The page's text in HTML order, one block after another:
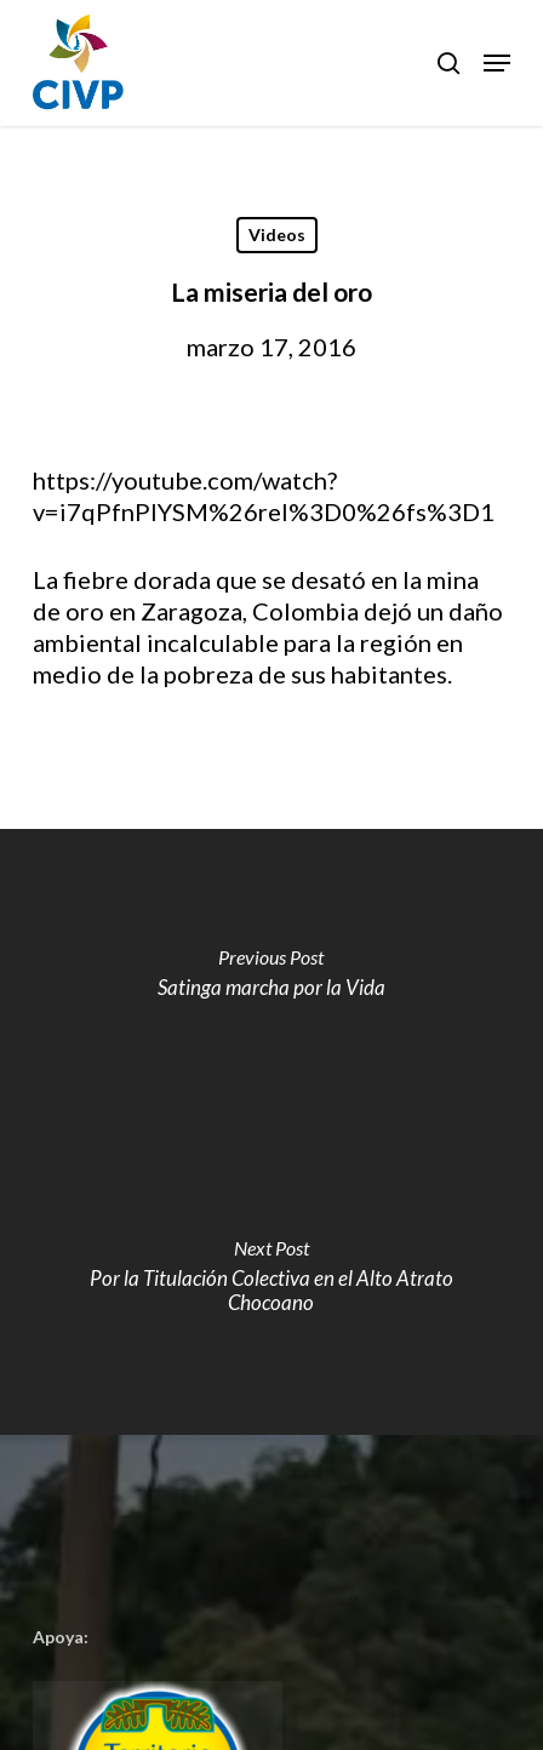
main
content
search
Menu
Videos
La miseria del oro
marzo 17, 2016
https://youtube.com/watch?
v=i7qPfnPlYSM%26rel%3D0%26fs%3D1
La fiebre dorada que se desató en la mina
de oro en Zaragoza, Colombia dejó un daño
ambiental incalculable para la región en
medio de la pobreza de sus habitantes.
Previous Post
Satinga marcha por la Vida
Next Post
Por la Titulación Colectiva en el Alto Atrato
Chocoano
Apoya:
Close